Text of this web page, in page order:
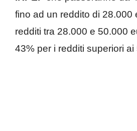
fino ad un reddito di 28.000
redditi tra 28.000 e 50.000
43% per i redditi superiori